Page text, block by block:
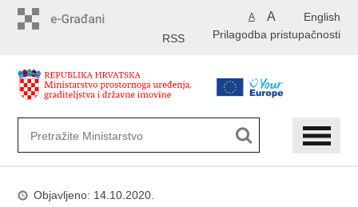
English
A A
Prilagodba pristupačnosti
RSS
Objavljeno: 14.10.2020.